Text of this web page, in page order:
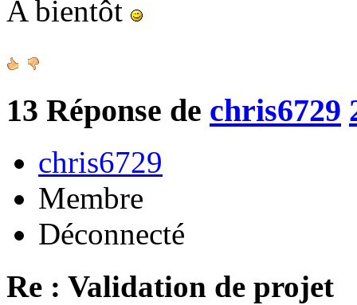
A bientôt
13 Réponse de chris6729
chris6729
Membre
Déconnecté
Re : Validation de projet